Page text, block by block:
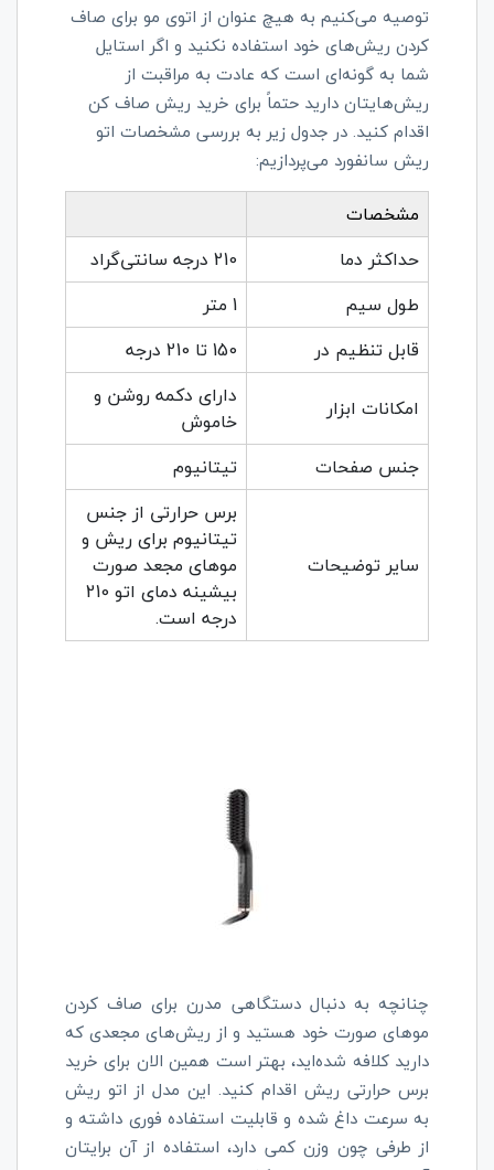
توصیه می‌کنیم به هیچ عنوان از اتوی مو برای صاف
کردن ریش‌های خود استفاده نکنید و اگر استایل
شما به‌ گونه‌ای است که عادت به مراقبت از
ریش‌هایتان دارید حتماً برای خرید ریش صاف کن
اقدام کنید. در جدول زیر به بررسی مشخصات اتو
ریش سانفورد می‌پردازیم:
مشخصات
حداکثر دما
210 درجه سانتی‌گراد
طول سیم
1 متر
قابل تنظیم در
150 تا 210 درجه
امکانات ابزار
دارای دکمه روشن و
خاموش
جنس صفحات
تیتانیوم
سایر توضیحات
برس حرارتی از جنس
تیتانیوم برای ریش و
موهای مجعد صورت
بیشینه دمای اتو 210
درجه است.
چنانچه به دنبال دستگاهی مدرن برای صاف کردن
موهای صورت خود هستید و از ریش‌های مجعدی که
دارید کلافه شده‌اید، بهتر است همین الان برای خرید
برس حرارتی ریش اقدام کنید. این مدل از اتو ریش
به سرعت داغ شده و قابلیت استفاده فوری داشته و
از طرفی چون وزن کمی دارد، استفاده از آن برایتان